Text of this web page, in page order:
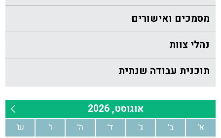
מסמכים ואישורים
נהלי צוות
תוכנית עבודה שנתית